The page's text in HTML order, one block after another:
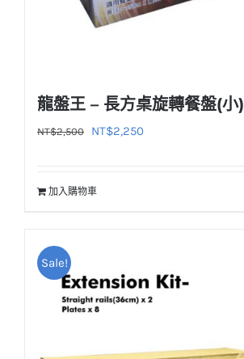
龍盤王 – 長方桌旋轉餐盤(小)
NT$2,500
原
格：
NT$2,250
加入購物車
Sale!